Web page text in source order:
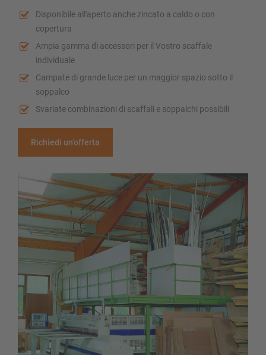
Disponibile all'aperto anche zincato a caldo o con
copertura
Ampia gamma di accessori per il Vostro scaffale
individuale
Campate di grande luce per un maggior spazio sotto il
soppalco
Svariate combinazioni di scaffali e soppalchi possibili
Richiedi un’offerta